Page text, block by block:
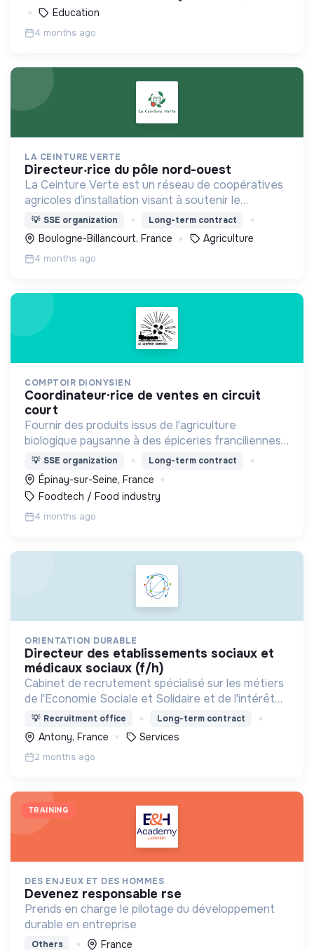
Education
4 months ago
LA CEINTURE VERTE
directeur‧rice du pôle nord-ouest
La Ceinture Verte est un réseau de coopératives
agricoles d’installation visant à soutenir le
développement d’une filière locale en agriculture
biologique plus rémunératrice pour les
producteurs.
💡 SSE organization Long-term contract
Boulogne-Billancourt, France Agriculture
4 months ago
COMPTOIR DIONYSIEN
coordinateur·rice de ventes en circuit
court
Fournir des produits issus de l'agriculture
biologique paysanne à des épiceries franciliennes,
créer un lien entre des producteurs et des lieux de
vente
💡 SSE organization Long-term contract
Épinay-sur-Seine, France
Foodtech / Food industry
4 months ago
ORIENTATION DURABLE
directeur des etablissements sociaux et
médicaux sociaux (f/h)
Cabinet de recrutement spécialisé sur les métiers
de l'Economie Sociale et Solidaire et de l'intérêt
général
💡 Recruitment office Long-term contract
Antony, France Services
2 months ago
TRAINING
DES ENJEUX ET DES HOMMES
devenez responsable rse
Prends en charge le pilotage du développement
durable en entreprise
Others France